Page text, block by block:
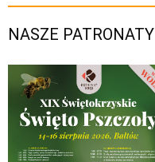
NASZE PATRONATY